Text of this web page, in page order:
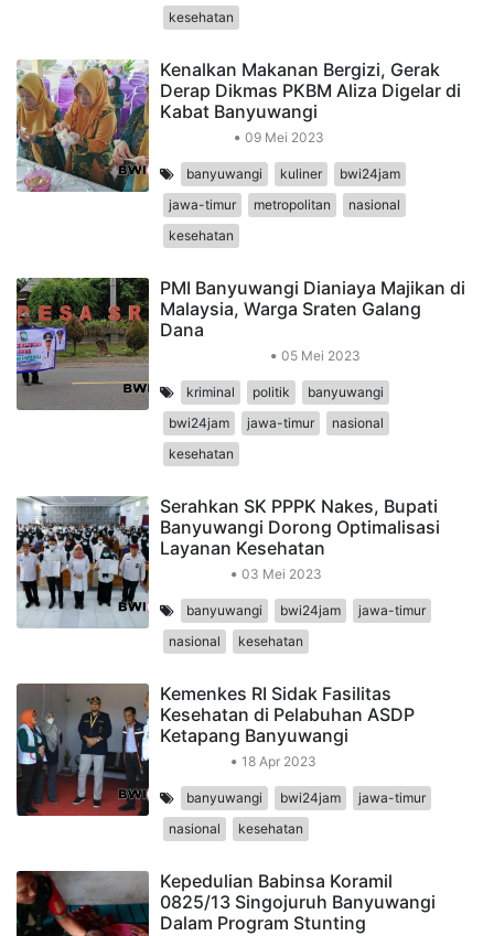
kesehatan
Kenalkan Makanan Bergizi, Gerak
Derap Dikmas PKBM Aliza Digelar di
Kabat Banyuwangi
09 Mei 2023
banyuwangi kuliner
bwi24jam
jawa-timur
metropolitan
nasional
kesehatan
PMI Banyuwangi Dianiaya Majikan di
Malaysia, Warga Sraten Galang
Dana
05 Mei 2023
kriminal politik
banyuwangi
bwi24jam
jawa-timur
nasional
kesehatan
Serahkan SK PPPK Nakes, Bupati
Banyuwangi Dorong Optimalisasi
Layanan Kesehatan
03 Mei 2023
banyuwangi bwi24jam
jawa-timur
nasional
kesehatan
Kemenkes RI Sidak Fasilitas
Kesehatan di Pelabuhan ASDP
Ketapang Banyuwangi
18 Apr 2023
banyuwangi bwi24jam
jawa-timur
nasional
kesehatan
Kepedulian Babinsa Koramil
0825/13 Singojuruh Banyuwangi
Dalam Program Stunting